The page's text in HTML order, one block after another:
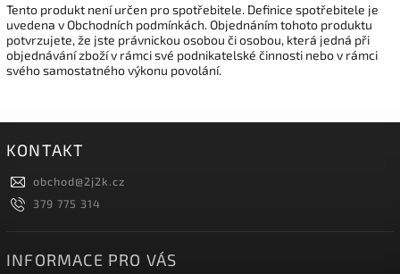
Tento produkt není určen pro spotřebitele. Definice spotřebitele je
uvedena v Obchodních podmínkách. Objednáním tohoto produktu
potvrzujete, že jste právnickou osobou či osobou, která jedná při
objednávání zboží v rámci své podnikatelské činnosti nebo v rámci
svého samostatného výkonu povolání.
KONTAKT
obchod@2j2k.cz
379 775 314
INFORMACE PRO VÁS